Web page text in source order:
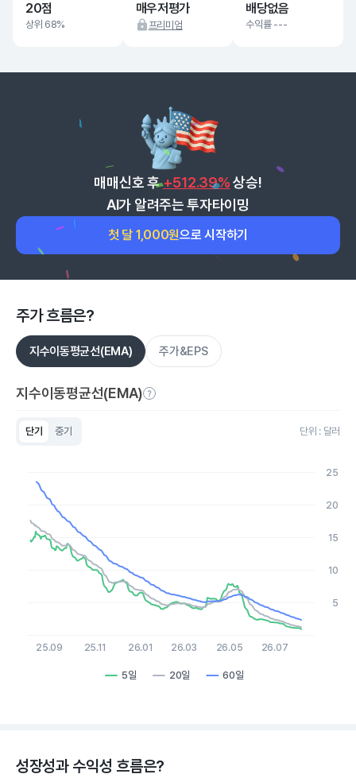
20점
상위 68%
매우저평가
프리미엄
배당없음
수익률 ---
매매신호 후+512.39% 상승!
AI가 알려주는 투자타이밍
첫 달 1,000원으로 시작하기
주가 흐름은?
지수이동평균선(EMA) 주가&EPS
지수이동평균선(EMA)
단기 중기 단위 : 달러
View as data table, Chart
The chart has 1 X axis displaying Time. Data ranges from
The chart has 1 Y axis displaying values. Data ranges from
5일 20일 60일
25.09 25.11 26.01 26.03 26.05 26.07
5
10
15
20
25
성장성과 수익성 흐름은?